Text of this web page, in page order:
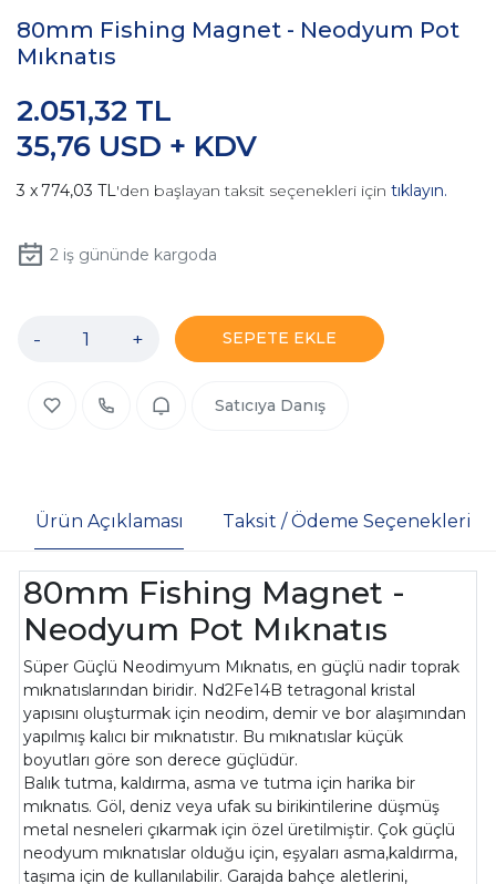
80mm Fishing Magnet - Neodyum Pot
Mıknatıs
35,76 USD + KDV
2.051,32 TL
774,03 TL'den başlayan taksit seçenekleri için tıklayın.
2iş gününde kargoda
- + SEPETE EKLE
Satıcıya Danış
Ürün Açıklaması Taksit / Ödeme Seçenekleri
80mm Fishing Magnet -
Neodyum Pot Mıknatıs
Süper Güçlü Neodimyum Mıknatıs, en güçlü nadir toprak
mıknatıslarından biridir. Nd2Fe14B tetragonal kristal
yapısını oluşturmak için neodim, demir ve bor alaşımından
yapılmış kalıcı bir mıknatıstır. Bu mıknatıslar küçük
boyutları göre son derece güçlüdür.
Balık tutma, kaldırma, asma ve tutma için harika bir
mıknatıs. Göl, deniz veya ufak su birikintilerine düşmüş
metal nesneleri çıkarmak için özel üretilmiştir. Çok güçlü
neodyum mıknatıslar olduğu için, eşyaları asma,kaldırma,
taşıma için de kullanılabilir. Garajda bahçe aletlerini,